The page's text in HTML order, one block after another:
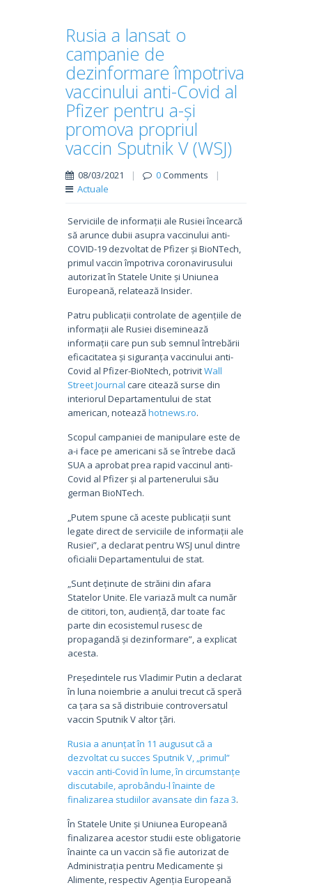
Rusia a lansat o
campanie de
dezinformare împotriva
vaccinului anti-Covid al
Pfizer pentru a-și
promova propriul
vaccin Sputnik V (WSJ)
08/03/2021 | 0Comments
|
Actuale
Serviciile de informații ale Rusiei încearcă
să arunce dubii asupra vaccinului anti-
COVID-19 dezvoltat de Pfizer și BioNTech,
primul vaccin împotriva coronavirusului
autorizat în Statele Unite și Uniunea
Europeană, relatează Insider.
Patru publicații controlate de agențiile de
informații ale Rusiei diseminează
informații care pun sub semnul întrebării
eficacitatea și siguranța vaccinului anti-
Covid al Pfizer-BioNtech, potrivitWall
Street Journal care citează surse din
interiorul Departamentului de stat
american, noteazăhotnews.ro.
Scopul campaniei de manipulare este de
a-i face pe americani să se întrebe dacă
SUA a aprobat prea rapid vaccinul anti-
Covid al Pfizer și al partenerului său
german BioNTech.
„Putem spune că aceste publicații sunt
legate direct de serviciile de informații ale
Rusiei”, a declarat pentru WSJ unul dintre
oficialii Departamentului de stat.
„Sunt deținute de străini din afara
Statelor Unite. Ele variază mult ca număr
de cititori, ton, audiență, dar toate fac
parte din ecosistemul rusesc de
propagandă și dezinformare”, a explicat
acesta.
Președintele rus Vladimir Putin a declarat
în luna noiembrie a anului trecut că speră
ca țara sa să distribuie controversatul
vaccin Sputnik V altor țări.
Rusia a anunțat în 11 augusut că a
dezvoltat cu succes Sputnik V, „primul”
vaccin anti-Covid în lume, în circumstanțe
discutabile, aprobându-l înainte de
finalizarea studiilor avansate din faza 3.
În Statele Unite și Uniunea Europeană
finalizarea acestor studii este obligatorie
înainte ca un vaccin să fie autorizat de
Administrația pentru Medicamente și
Alimente, respectiv Agenția Europeană